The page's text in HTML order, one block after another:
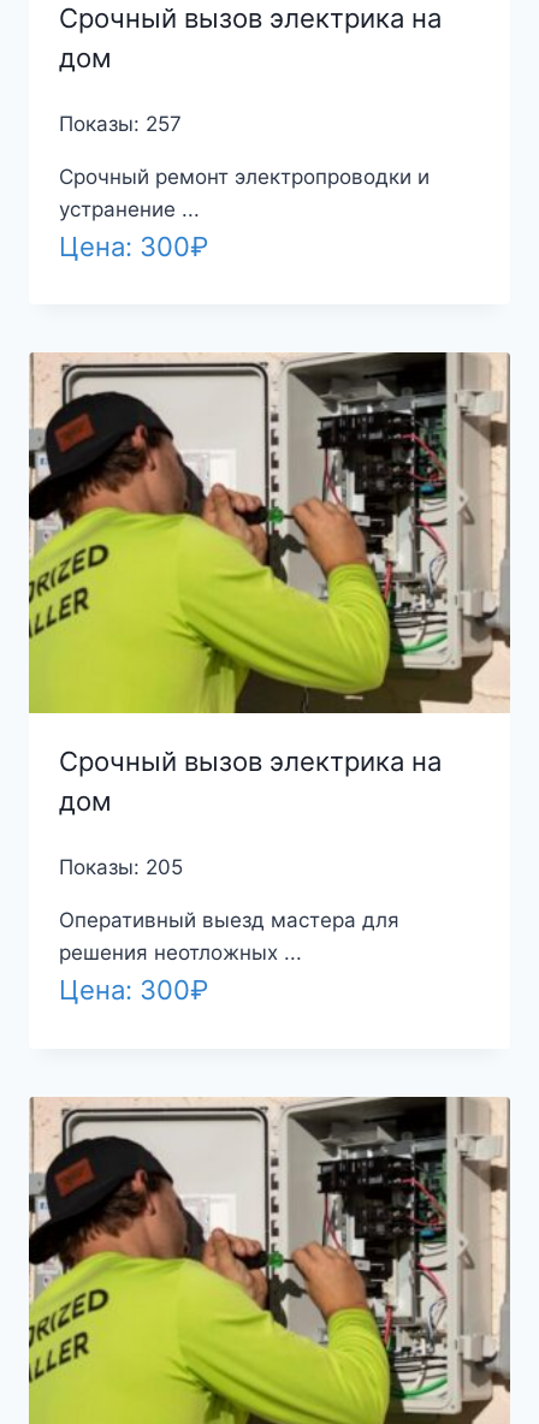
Срочный вызов электрика на
дом
Показы: 257
Срочный ремонт электропроводки и
устранение ...
Цена: 300₽
Срочный вызов электрика на
дом
Показы: 205
Оперативный выезд мастера для
решения неотложных ...
Цена: 300₽